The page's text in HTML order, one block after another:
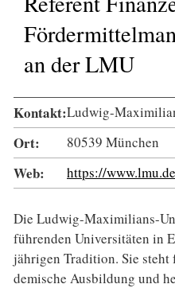
an der LMU
Kontakt:Ludwig-
Ort: 80539 München
Web: https://
Die Ludwig-Maximilians-
führenden Universitäten in
jährigen Tradition. Sie
demische Ausbildung und